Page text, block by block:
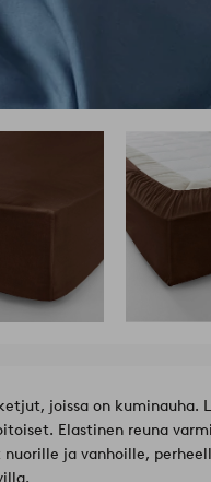
joissa on kuminauha.
Elastinen reuna
ja vanhoille,